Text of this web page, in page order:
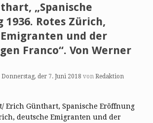
„Spanische
1936. Rotes Zürich,
und der
Franco“. Von Werner
Donnerstag, der 7. Juni 2018 von Redaktion
Erich Günthart, Spanische Eröffnung
deutsche Emigranten und der